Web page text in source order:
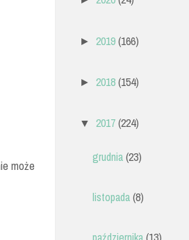
może
► 2019 (166)
► 2018 (154)
▼ 2017 (224)
grudnia(23)
listopada(8)